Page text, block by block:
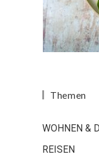
Themen
WOHNEN &
REISEN